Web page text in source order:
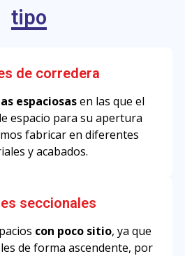
tipo
de corredera
espaciosasen las que el
espacio para su apertura
fabricar en diferentes
y acabados.
seccionales
con poco sitio, ya que
de forma ascendente, por